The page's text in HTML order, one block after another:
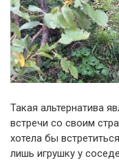
Такая альтернатива
встречи со своим
хотела бы
лишь игрушку у